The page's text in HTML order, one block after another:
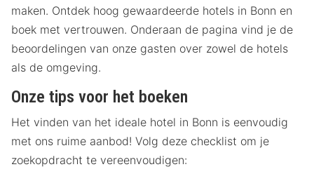
maken. Ontdek hoog gewaardeerde hotels in Bonn en
boek met vertrouwen. Onderaan de pagina vind je de
beoordelingen van onze gasten over zowel de hotels
als de omgeving.
Onze tips voor het boeken
Het vinden van het ideale hotel in Bonn is eenvoudig
met ons ruime aanbod! Volg deze checklist om je
zoekopdracht te vereenvoudigen: